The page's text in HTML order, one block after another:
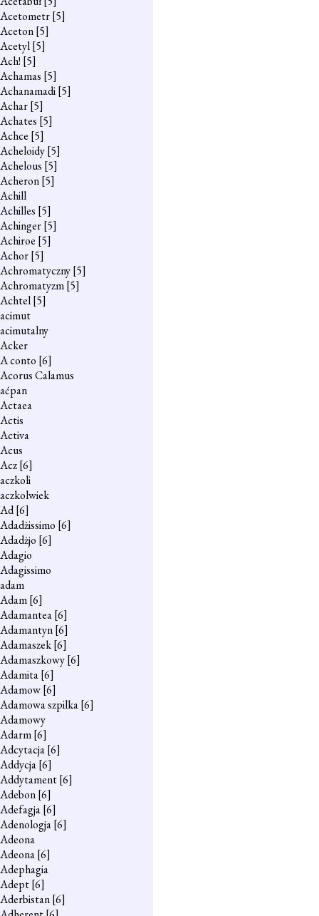
Acetometr[5]
Aceton[5]
Acetyl[5]
Ach! [5]
Achamas [5]
Achanamadi[5]
Achar[5]
Achates [5]
Achce [5]
Acheloidy[5]
Achelous [5]
Acheron[5]
Achill
Achilles [5]
Achinger[5]
Achiroe [5]
Achor[5]
Achromatyczny[5]
Achromatyzm[5]
Achtel[5]
acimut
acimutalny
Acker
A conto [6]
Acorus Calamus
aćpan
Actaea
Actis
Activa
Acus
Acz[6]
aczkoli
aczkolwiek
Ad[6]
Adadżissimo [6]
Adadżjo [6]
Adagio
Adagissimo
adam
Adam[6]
Adamantea[6]
Adamantyn[6]
Adamaszek[6]
Adamaszkowy[6]
Adamita[6]
Adamow[6]
Adamowa szpilka[6]
Adamowy
Adarm[6]
Adcytacja[6]
Addycja[6]
Addytament[6]
Adebon[6]
Adefagja[6]
Adenologja[6]
Adeona
Adeona[6]
Adephagia
Adept[6]
Aderbistan[6]